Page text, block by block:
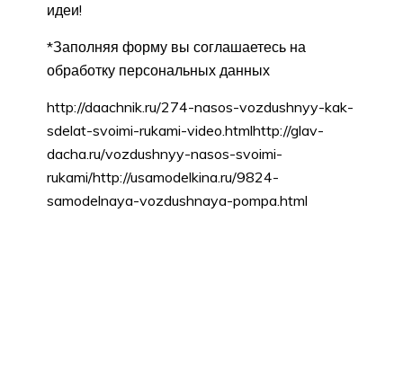
идеи!
*Заполняя форму вы соглашаетесь на
обработку персональных данных
http://daachnik.ru/274-nasos-vozdushnyy-kak-
sdelat-svoimi-rukami-video.htmlhttp://glav-
dacha.ru/vozdushnyy-nasos-svoimi-
rukami/http://usamodelkina.ru/9824-
samodelnaya-vozdushnaya-pompa.html